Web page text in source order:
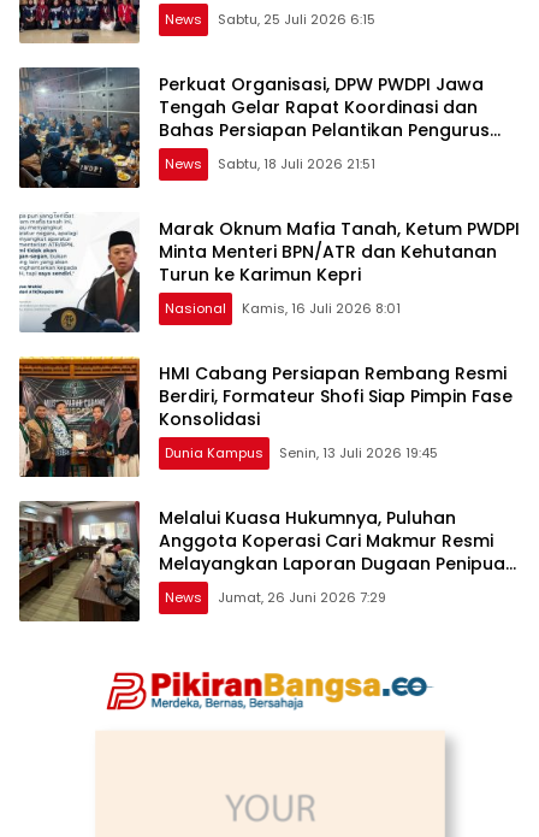
News Sabtu, 25 Juli 2026 6:15
Perkuat Organisasi, DPW PWDPI Jawa
Tengah Gelar Rapat Koordinasi dan
Bahas Persiapan Pelantikan Pengurus
Baru
News Sabtu, 18 Juli 2026 21:51
Marak Oknum Mafia Tanah, Ketum PWDPI
Minta Menteri BPN/ATR dan Kehutanan
Turun ke Karimun Kepri
Nasional Kamis, 16 Juli 2026 8:01
HMI Cabang Persiapan Rembang Resmi
Berdiri, Formateur Shofi Siap Pimpin Fase
Konsolidasi
Dunia Kampus Senin, 13 Juli 2026 19:45
Melalui Kuasa Hukumnya, Puluhan
Anggota Koperasi Cari Makmur Resmi
Melayangkan Laporan Dugaan Penipuan,
Penggelapan, & TPPU
News Jumat, 26 Juni 2026 7:29